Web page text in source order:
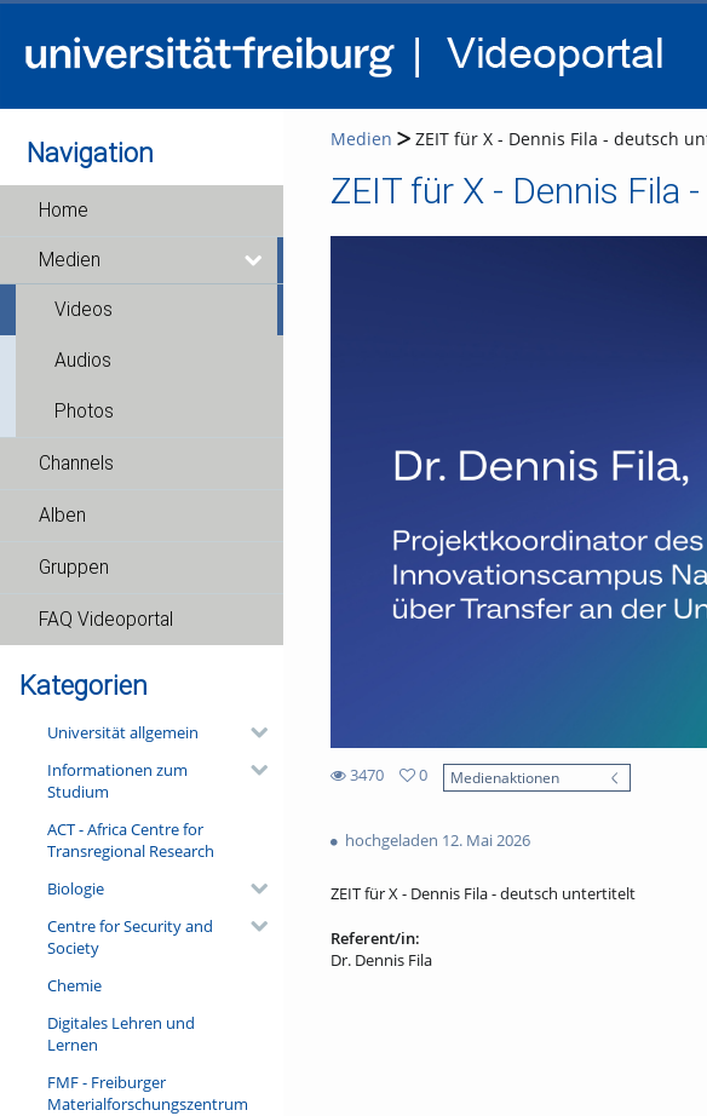
Navigation
Home
Medien
Videos
Audios
Photos
Channels
Alben
Gruppen
FAQ Videoportal
Kategorien
Universität allgemein
Informationen zum
Studium
ACT - Africa Centre for
Transregional Research
Biologie
Centre for Security and
Society
Chemie
Digitales Lehren und
Lernen
FMF - Freiburger
Materialforschungszentrum
Medien ZEIT für X - Dennis Fila - deutsch
ZEIT für X - Dennis Fila
3470
views
0
Medienaktionen
hochgeladen 12. Mai 2026
ZEIT für X - Dennis Fila - deutsch untertitelt
Referent/in:
Dr. Dennis Fila